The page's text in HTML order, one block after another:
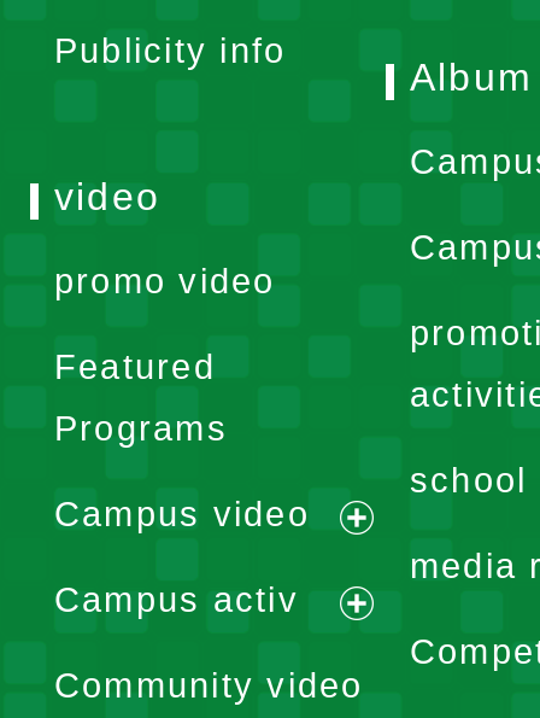
Publicity info
Album
school
media
video
promo video
Featured
Programs
Campus video
expand
menu
Campus activ
expand
Community video